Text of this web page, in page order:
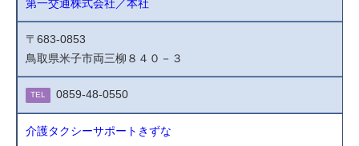
第一交通株式会社／本社
〒683-0853
鳥取県米子市両三柳８４０－３
TEL 0859-48-0550
介護タクシーサポートきずな